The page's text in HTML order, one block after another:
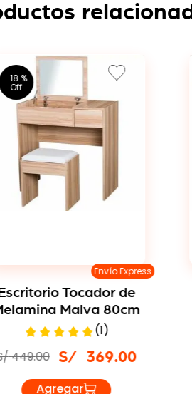
-18 %
Envío Express
Tocador de
Malva 80cm
(1)
S/ 369.00
449.00